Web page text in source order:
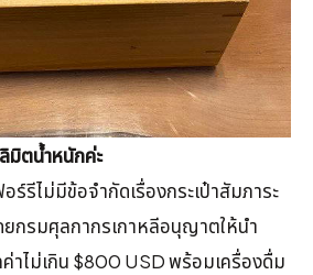
มิตน้ำหนักค่ะ
ร์รีไม่มีข้อจำกัดเรื่องกระเป๋าสัมภาระ
ยกรมศุลกากรเกาหลีอนุญาตให้นำ
ค่าไม่เกิน $800 USD พร้อมเครื่องดื่ม